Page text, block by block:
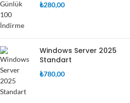
₺280,00
Windows Server 2025
Standart
₺780,00